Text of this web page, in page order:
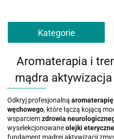
Kategorie
Aromaterapia i
mądra aktywizacja
Odkryj profesjonalną aromaterapię
węchowego, które łączą kojącą
wsparciemzdrowia
wyselekcjonowaneolejki eteryczne
fundament mądrej aktywizacji